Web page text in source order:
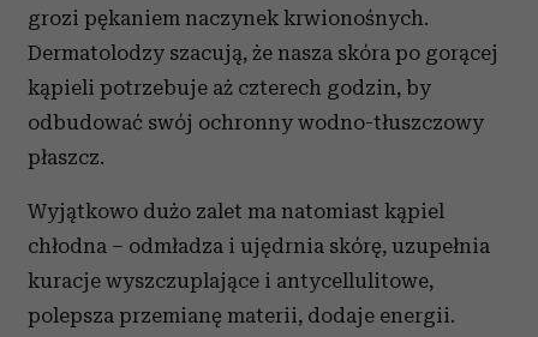
grozi pękaniem naczynek krwionośnych.
Dermatolodzy szacują, że nasza skóra po gorącej
kąpieli potrzebuje aż czterech godzin, by
odbudować swój ochronny wodno-tłuszczowy
płaszcz.
Wyjątkowo dużo zalet ma natomiast kąpiel
chłodna – odmładza i ujędrnia skórę, uzupełnia
kuracje wyszczuplające i antycellulitowe,
polepsza przemianę materii, dodaje energii.